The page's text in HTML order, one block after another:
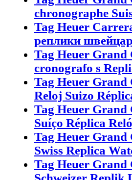
chronographe
Tag Heuer
реплики
Tag Heuer
cronografo s
Tag Heuer
Reloj Suizo
Tag Heuer
Suíço Réplica
Tag Heuer
Swiss Replica
Tag Heuer